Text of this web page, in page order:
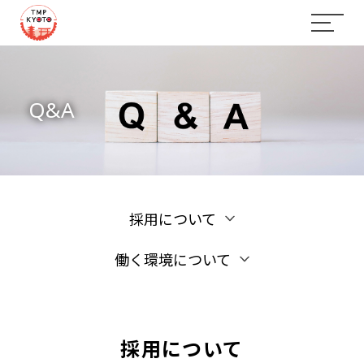
Q&A
採用について
働く環境について
採用について